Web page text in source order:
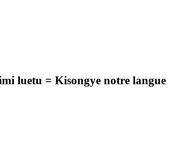
luetu = Kisongye notre langue